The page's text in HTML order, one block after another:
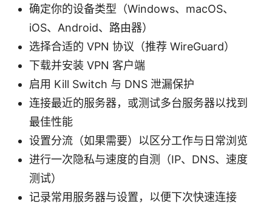
确定你的设备类型（Windows、macOS、
iOS、Android、路由器）
选择合适的 VPN 协议（推荐 WireGuard）
下载并安装 VPN 客户端
启用 Kill Switch 与 DNS 泄漏保护
连接最近的服务器，或测试多台服务器以找到
最佳性能
设置分流（如果需要）以区分工作与日常浏览
进行一次隐私与速度的自测（IP、DNS、速度
测试）
记录常用服务器与设置，以便下次快速连接